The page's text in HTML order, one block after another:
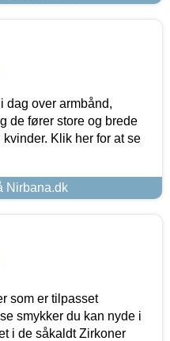
dag over armbånd,
de fører store og brede
Klik her for at se
Nirbana.dk
som er tilpasset
smykker du kan nyde i
i de såkaldt Zirkoner